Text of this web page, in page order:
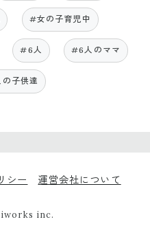
#女の子育児中
#6人 #6人のママ
子供達
シー 運営会社について
inc.